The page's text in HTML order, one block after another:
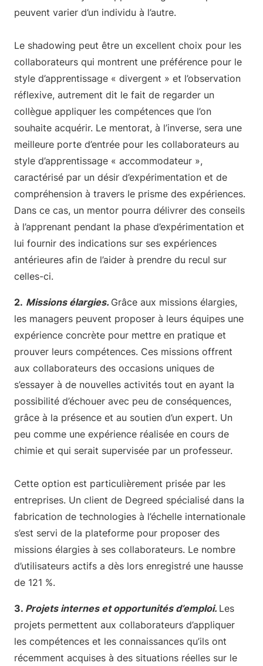
peuvent varier d’un individu à l’autre.
Le shadowing peut être un excellent choix pour les
collaborateurs qui montrent une préférence pour le
style d’apprentissage « divergent » et l’observation
réflexive, autrement dit le fait de regarder un
collègue appliquer les compétences que l’on
souhaite acquérir. Le mentorat, à l’inverse, sera une
meilleure porte d’entrée pour les collaborateurs au
style d’apprentissage « accommodateur »,
caractérisé par un désir d’expérimentation et de
compréhension à travers le prisme des expériences.
Dans ce cas, un mentor pourra délivrer des conseils
à l’apprenant pendant la phase d’expérimentation et
lui fournir des indications sur ses expériences
antérieures afin de l’aider à prendre du recul sur
celles-ci.
2. Missions élargies. Grâce aux missions élargies,
les managers peuvent proposer à leurs équipes une
expérience concrète pour mettre en pratique et
prouver leurs compétences. Ces missions offrent
aux collaborateurs des occasions uniques de
s’essayer à de nouvelles activités tout en ayant la
possibilité d’échouer avec peu de conséquences,
grâce à la présence et au soutien d’un expert. Un
peu comme une expérience réalisée en cours de
chimie et qui serait supervisée par un professeur.
Cette option est particulièrement prisée par les
entreprises. Un client de Degreed spécialisé dans la
fabrication de technologies à l’échelle internationale
s’est servi de la plateforme pour proposer des
missions élargies à ses collaborateurs. Le nombre
d’utilisateurs actifs a dès lors enregistré une hausse
de 121 %.
3. Projets internes et opportunités d’emploi. Les
projets permettent aux collaborateurs d’appliquer
les compétences et les connaissances qu’ils ont
récemment acquises à des situations réelles sur le